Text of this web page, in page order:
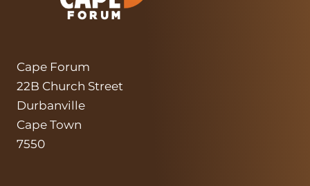
Cape Forum
22B Church Street
Durbanville
Cape Town
7550